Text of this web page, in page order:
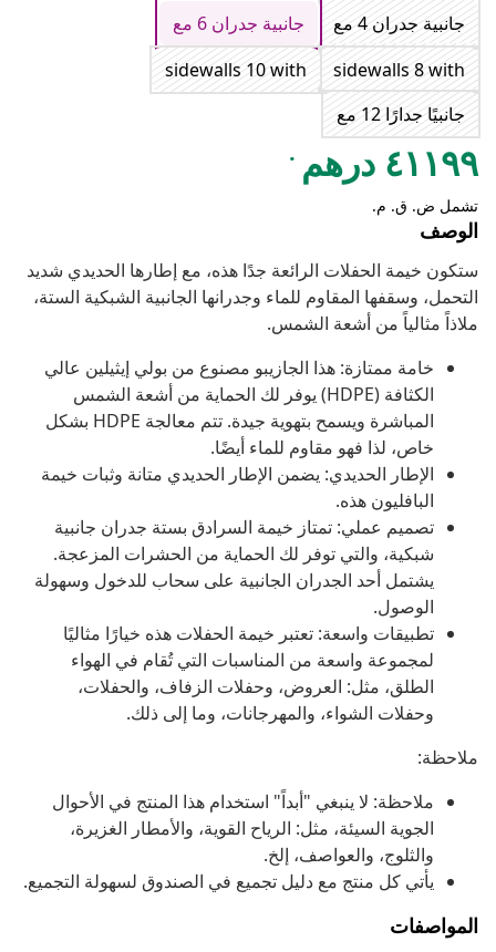
جانبية جدران 4 مع
جانبية جدران 6 مع
sidewalls 8 with
sidewalls 10 with
جانبيًا جدارًا 12 مع
٤١١٩٩ درهم .
تشمل ض. ق. م.
الوصف
ستكون خيمة الحفلات الرائعة جدًا هذه، مع إطارها الحديدي شديد
التحمل، وسقفها المقاوم للماء وجدرانها الجانبية الشبكية الستة،
ملاذاً مثالياً من أشعة الشمس.
خامة ممتازة: هذا الجازيبو مصنوع من بولي إيثيلين عالي
الكثافة (HDPE) يوفر لك الحماية من أشعة الشمس
المباشرة ويسمح بتهوية جيدة. تتم معالجة HDPE بشكل
خاص، لذا فهو مقاوم للماء أيضًا.
الإطار الحديدي: يضمن الإطار الحديدي متانة وثبات خيمة
البافليون هذه.
تصميم عملي: تمتاز خيمة السرادق بستة جدران جانبية
شبكية، والتي توفر لك الحماية من الحشرات المزعجة.
يشتمل أحد الجدران الجانبية على سحاب للدخول وسهولة
الوصول.
تطبيقات واسعة: تعتبر خيمة الحفلات هذه خيارًا مثاليًا
لمجموعة واسعة من المناسبات التي تُقام في الهواء
الطلق، مثل: العروض، وحفلات الزفاف، والحفلات،
وحفلات الشواء، والمهرجانات، وما إلى ذلك.
ملاحظة:
ملاحظة: لا ينبغي "أبداً" استخدام هذا المنتج في الأحوال
الجوية السيئة، مثل: الرياح القوية، والأمطار الغزيرة،
والثلوج، والعواصف، إلخ.
يأتي كل منتج مع دليل تجميع في الصندوق لسهولة التجميع.
المواصفات